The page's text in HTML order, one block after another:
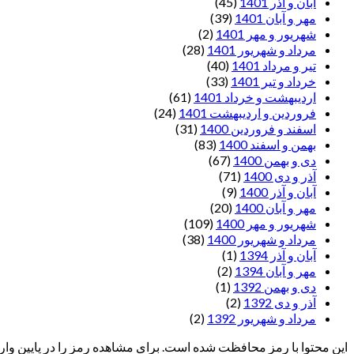
مهر و آبان 1401
(39)
شهریور و مهر 1401
(2)
مرداد و شهریور 1401
(28)
تیر و مرداد 1401
(40)
خرداد و تیر 1401
(33)
اردیبهشت و خرداد 1401
(61)
فروردین و اردیبهشت 1401
(24)
اسفند و فروردین 1400
(31)
بهمن و اسفند 1400
(83)
دی و بهمن 1400
(67)
آذر و دی 1400
(71)
آبان و آذر 1400
(9)
مهر و آبان 1400
(20)
شهریور و مهر 1400
(109)
مرداد و شهریور 1400
(38)
آبان و آذر 1394
(1)
مهر و آبان 1394
(2)
دی و بهمن 1392
(1)
آذر و دی 1392
(2)
مرداد و شهریور 1392
(2)
این محتوا با رمز محافظت شده است. برای مشاهده رمز را در پایین